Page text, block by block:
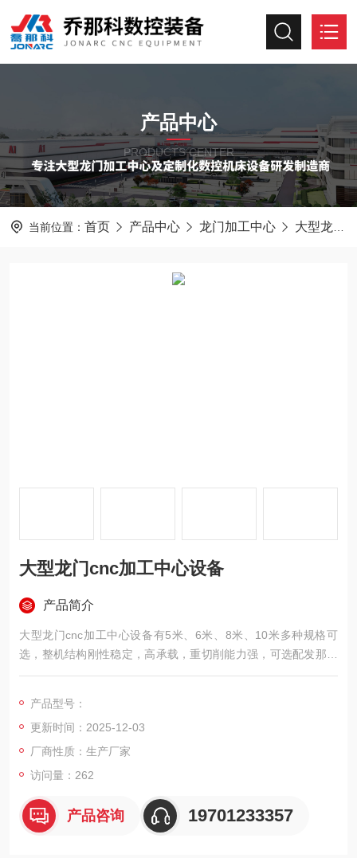
产品中心
PRODUCTS CENTER
当前位置： 首页 产品中心 龙门加工中心 大型龙门加工中心
大型龙门cnc加工中心设备
产品简介
大型龙门cnc加工中心设备有5米、6米、8米、10米多种规格可
选，整机结构刚性稳定，高承载，重切削能力强，可选配发那科
或西门子数控系统，精度保持久，Y轴行程较长，可以加工大尺
加工功能，一次装夹即可完成全部加工任务，广泛应用于汽车制
造、模具、机械设备等制造业，支持模块化选配和根据客户加工
需求进行定制服务。
产品型号：
更新时间：2025-12-03
厂商性质：生产厂家
访问量：262
产品咨询 19701233357